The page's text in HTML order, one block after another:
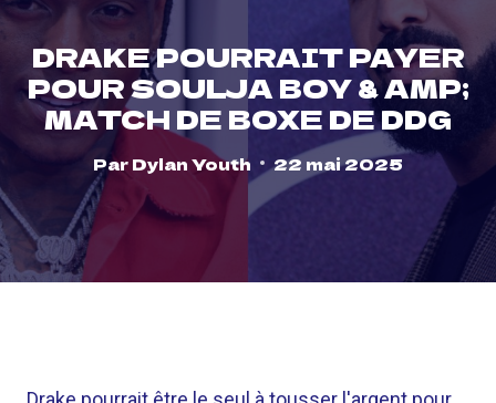
DRAKE POURRAIT PAYER
POUR SOULJA BOY & AMP;
MATCH DE BOXE DE DDG
ParDylan Youth 22 mai 2025